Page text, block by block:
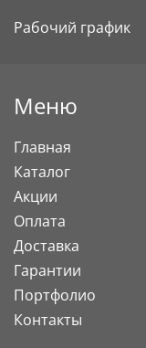
Рабочий график
Меню
Главная
Каталог
Акции
Оплата
Доставка
Гарантии
Портфолио
Контакты